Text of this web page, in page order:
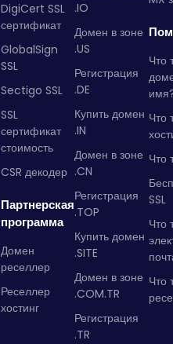
DigiCert SSL
сертификат
GlobalSign
SSL
Sectigo SSL
SSL
сертификат
стоимость
CSR декодер
Партнерская
программа
Домен
реселлер
Реселлер
хостинг
.IO
Домен в зоне
.US
Регистрация
.DE
Купить домен
.IN
Домен в зоне
.CN
Регистрация
.TOP
Купить домен
.SITE
Домен в зоне
.COM.TR
Регистрация
.TR
Что
Что
Что
SSL
Что
Что